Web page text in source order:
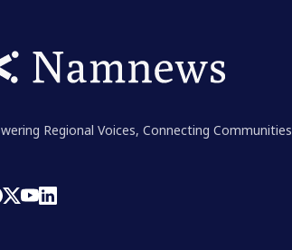
Regional Voices, Connecting Communities